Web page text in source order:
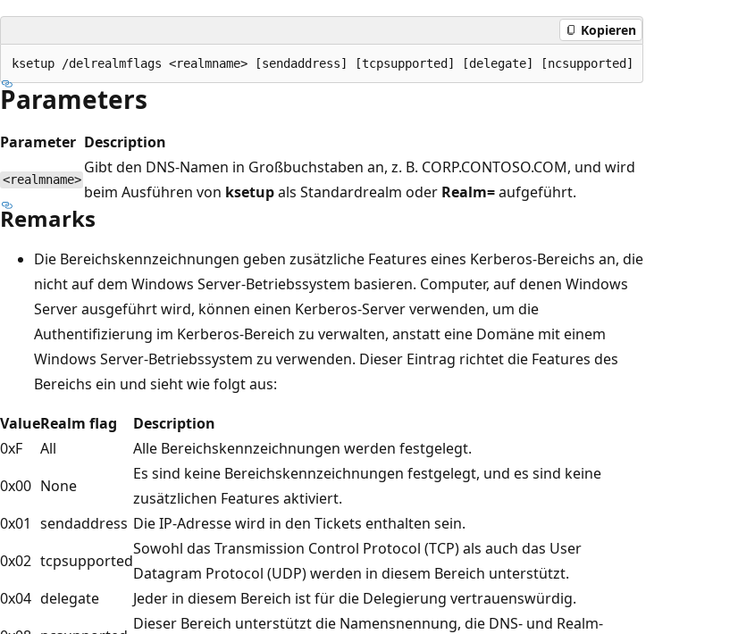
Kopieren
Parameters
Parameter Description
<realmname>
Gibt den DNS-Namen in Großbuchstaben an, z. B. CORP.CONTOSO.COM, und wird
beim Ausführen von ksetupals Standardrealm oder Realm=aufgeführt.
Remarks
Die Bereichskennzeichnungen geben zusätzliche Features eines Kerberos-Bereichs an, die
nicht auf dem Windows Server-Betriebssystem basieren. Computer, auf denen Windows
Server ausgeführt wird, können einen Kerberos-Server verwenden, um die
Authentifizierung im Kerberos-Bereich zu verwalten, anstatt eine Domäne mit einem
Windows Server-Betriebssystem zu verwenden. Dieser Eintrag richtet die Features des
Bereichs ein und sieht wie folgt aus:
ValueRealm flag
Description
0xF
All
Alle Bereichskennzeichnungen werden festgelegt.
0x00 None
Es sind keine Bereichskennzeichnungen festgelegt, und es sind keine
zusätzlichen Features aktiviert.
0x01 sendaddress Die IP-Adresse wird in den Tickets enthalten sein.
0x02 tcpsupported
Sowohl das Transmission Control Protocol (TCP) als auch das User
Datagram Protocol (UDP) werden in diesem Bereich unterstützt.
0x04 delegate
Jeder in diesem Bereich ist für die Delegierung vertrauenswürdig.
Dieser Bereich unterstützt die Namensnennung, die DNS- und Realm-